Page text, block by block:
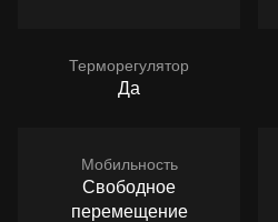
Терморегулятор
Да
Мобильность
Свободное
перемещение